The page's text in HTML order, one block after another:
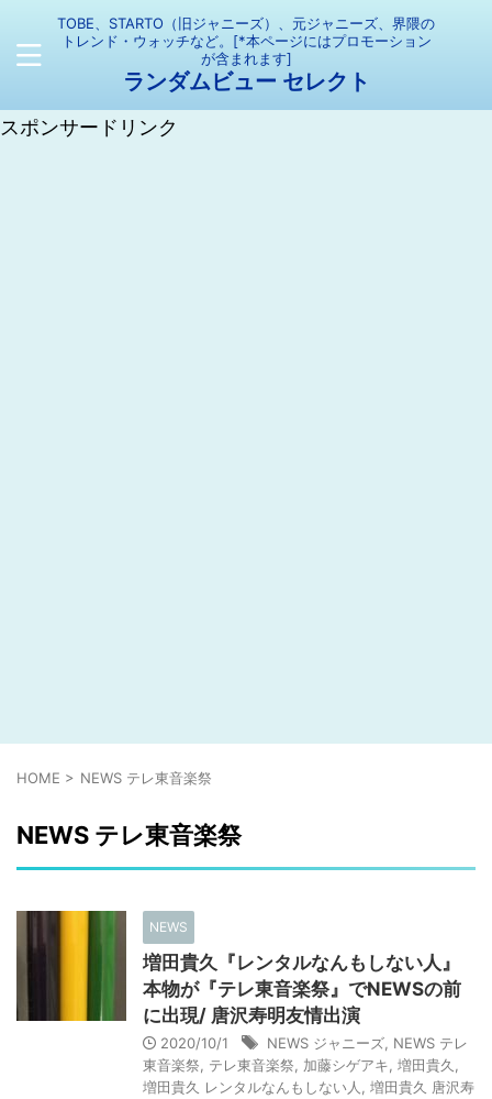
TOBE、STARTO（旧ジャニーズ）、元ジャニーズ、界隈の
トレンド・ウォッチなど。[*本ページにはプロモーション
が含まれます]
ランダムビュー セレクト
スポンサードリンク
HOME > NEWS テレ東音楽祭
NEWS テレ東音楽祭
NEWS
増田貴久『レンタルなんもしない人』
本物が『テレ東音楽祭』でNEWSの前
に出現/ 唐沢寿明友情出演
2020/10/1 NEWS ジャニーズ NEWS テレ
東音楽祭
テレ東音楽祭 加藤シゲアキ 増田貴久
増田貴久 レンタルなんもしない人
増田貴久 唐沢寿